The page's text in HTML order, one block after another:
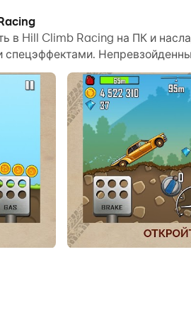
дизайн трасс, богатая
записывать все
Начните скачивать и играть в
сквозь препятствия, даже без
собирается
все самые высокие вершины
вам преодолеть каждый из
и путешествуйте ещё
в Hill Climb Racing на ПК и